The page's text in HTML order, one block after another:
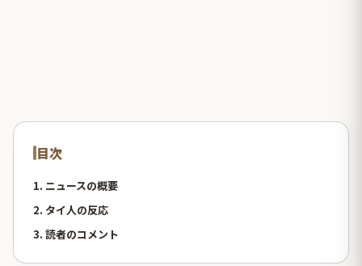
目次
1. ニュースの概要
2. タイ人の反応
3. 読者のコメント